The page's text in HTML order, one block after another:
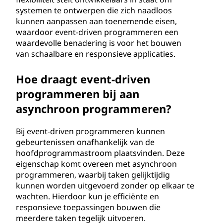
systemen te ontwerpen die zich naadloos
kunnen aanpassen aan toenemende eisen,
waardoor event-driven programmeren een
waardevolle benadering is voor het bouwen
van schaalbare en responsieve applicaties.
Hoe draagt event-driven
programmeren bij aan
asynchroon programmeren?
Bij event-driven programmeren kunnen
gebeurtenissen onafhankelijk van de
hoofdprogrammastroom plaatsvinden. Deze
eigenschap komt overeen met asynchroon
programmeren, waarbij taken gelijktijdig
kunnen worden uitgevoerd zonder op elkaar te
wachten. Hierdoor kun je efficiënte en
responsieve toepassingen bouwen die
meerdere taken tegelijk uitvoeren.